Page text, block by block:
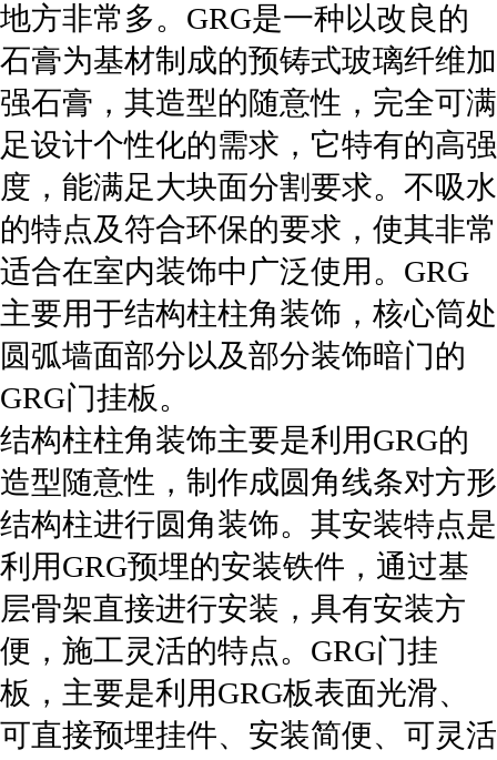
地方非常多。GRG是一种以改良的
石膏为基材制成的预铸式玻璃纤维加
强石膏，其造型的随意性，完全可满
足设计个性化的需求，它特有的高强
度，能满足大块面分割要求。不吸水
的特点及符合环保的要求，使其非常
适合在室内装饰中广泛使用。GRG
主要用于结构柱柱角装饰，核心筒处
圆弧墙面部分以及部分装饰暗门的
GRG门挂板。
结构柱柱角装饰主要是利用GRG的
造型随意性，制作成圆角线条对方形
结构柱进行圆角装饰。其安装特点是
利用GRG预埋的安装铁件，通过基
层骨架直接进行安装，具有安装方
便，施工灵活的特点。GRG门挂
板，主要是利用GRG板表面光滑、
可直接预埋挂件、安装简便、可灵活